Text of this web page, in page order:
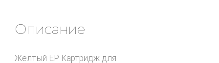
Описание
Жёлтый EP Картридж для